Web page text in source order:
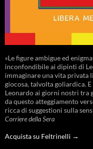
«Le figure ambigue ed
inconfondibile ai dipinti di
immaginare una vita privata
giocosa, talvolta goliardica.
Leonardo ai giorni nostri tra
da questo atteggiamento
ricca di suggestioni sulla
Corriere della Sera
Acquista su Feltrinelli →